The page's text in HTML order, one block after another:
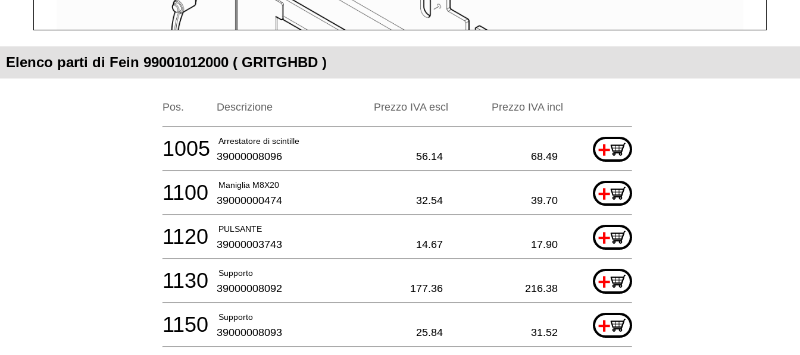
Elenco parti di Fein 99001012000 ( GRITGHBD )
Pos. Descrizione Prezzo IVA escl Prezzo IVA incl
Arrestatore di scintille +
1005 39000008096 56.14 68.49
Maniglia M8X20 +
1100 39000000474 32.54 39.70
PULSANTE +
1120 39000003743 14.67 17.90
Supporto +
1130 39000008092 177.36 216.38
Supporto +
1150 39000008093 25.84 31.52